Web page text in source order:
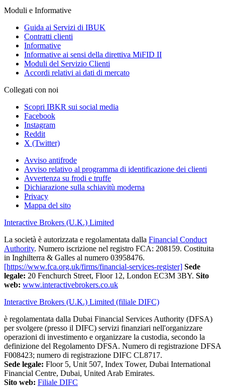
Moduli e Informative
Guida ai Servizi di IBUK
Contratti clienti
Informative
Informative ai sensi della direttiva MiFID II
Moduli del Servizio Clienti
Accordi relativi ai dati di mercato
Collegati con noi
Scopri IBKR sui social media
Facebook
Instagram
Reddit
X (Twitter)
Avviso antifrode
Avviso relativo al programma di identificazione dei clienti
Avvertenza su frodi e truffe
Dichiarazione sulla schiavitù moderna
Privacy
Mappa del sito
Interactive Brokers (U.K.) Limited
La società è autorizzata e regolamentata dalla Financial Conduct
Authority. Numero iscrizione nel registro FCA: 208159. Costituita
in Inghilterra & Galles al numero 03958476.
[https://www.fca.org.uk/firms/financial-services-register] Sede
legale: 20 Fenchurch Street, Floor 12, London EC3M 3BY. Sito
web: www.interactivebrokers.co.uk
Interactive Brokers (U.K.) Limited (filiale DIFC)
è regolamentata dalla Dubai Financial Services Authority (DFSA)
per svolgere (presso il DIFC) servizi finanziari nell'organizzare
operazioni di investimento e organizzare la custodia, secondo la
definizione del Regolamento DFSA. Numero di registrazione DFSA
F008423; numero di registrazione DIFC CL8717.
Sede legale: Floor 5, Unit 507, Index Tower, Dubai International
Financial Centre, Dubai, United Arab Emirates.
Sito web: Filiale DIFC